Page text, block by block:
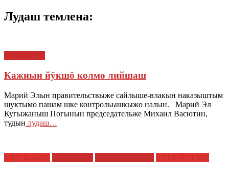
Лудаш темлена:
Кажнын йӱкшӧ колмо лийшаш
Марий Элын правительствыже сайлыше-влакын наказыштым
шуктымо пашам шке контрольышкыжо налын. Марий Эл
Кугыжаныш Погынын председательже Михаил Васютин,
тудын лудаш…